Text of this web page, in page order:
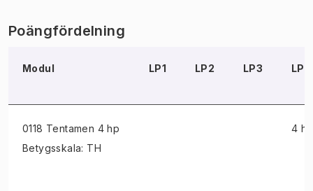
Poängfördelning
Modul LP1 LP2 LP3 LP4
0118 Tentamen 4 hp
Betygsskala: TH
4 hp